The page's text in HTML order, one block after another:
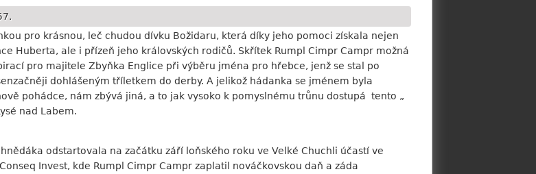
pro krásnou, leč chudou dívku Božidaru, která díky jeho pomoci získala nejen
Huberta, ale i přízeň jeho královských rodičů. Skřítek Rumpl Cimpr Campr možná
pro majitele Zbyňka Englice při výběru jména pro hřebce, jenž se stal po
dohlášeným tříletkem do derby. A jelikož hádanka se jménem byla
pohádce, nám zbývá jiná, a to jak vysoko k pomyslnému trůnu dostupá tento „
nad Labem.
odstartovala na začátku září loňského roku ve Velké Chuchli účastí ve
Invest, kde Rumpl Cimpr Campr zaplatil nováčkovskou daň a záda